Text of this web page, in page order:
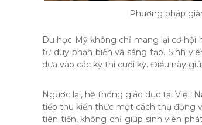
Phương pháp
Du học Mỹ không chỉ mang lại cơ hội
tư duy phản biện và sáng tạo. Sinh
dựa vào các kỳ thi cuối kỳ. Điều này
Ngược lại, hệ thống giáo dục tại Việt
tiếp thu kiến thức một cách thụ động
tiên tiến, không chỉ giúp sinh viên